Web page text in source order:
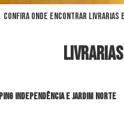
Confira onde encontrar Livrarias
Livrarias
Independência e Jardim Norte